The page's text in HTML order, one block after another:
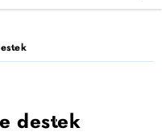
destek